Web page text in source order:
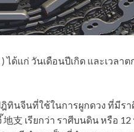
ได้แก่ วันเดือนปีเกิด และเวลา
นจีนที่ใช้ในการผูกดวง ที่มีรา
地支 เรียกว่า ราศีบนดิน หรือ